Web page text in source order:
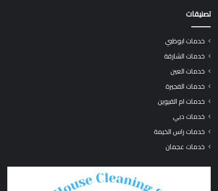
تصنيفات
خدمات ابوظبي
خدمات الشارقة
خدمات العين
خدمات الفجيرة
خدمات ام القيوين
خدمات دبي
خدمات راس الخيمة
خدمات عجمان